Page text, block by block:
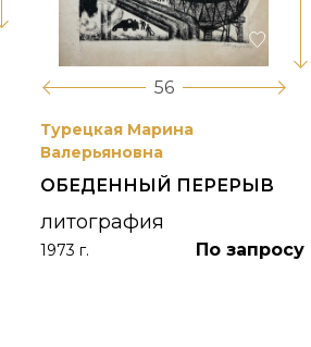
56
Турецкая Марина
Валерьяновна
ОБЕДЕННЫЙ ПЕРЕРЫВ
литография
1973 г. По запросу